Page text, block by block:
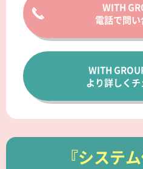
WITH
電話で問い
WITH
より詳しく
『システム